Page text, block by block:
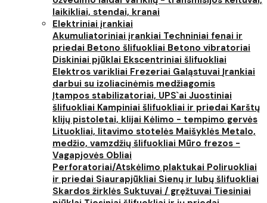
laikikliai, stendai, kranai
Elektriniai įrankiai
Akumuliatoriniai įrankiai Techniniai fenai ir
priedai Betono šlifuokliai Betono vibratoriai
Diskiniai pjūklai Ekscentriniai šlifuokliai
Elektros varikliai Frezeriai Galąstuvai Įrankiai
darbui su izoliacinėmis medžiagomis
Įtampos stabilizatoriai, UPS`ai Juostiniai
šlifuokliai Kampiniai šlifuokliai ir priedai Karštų
klijų pistoletai, klijai Kėlimo - tempimo gervės
Lituokliai, litavimo stotelės Maišyklės Metalo,
medžio, vamzdžių šlifuokliai Mūro frezos -
Vagapjovės Obliai
Perforatoriai/Atskėlimo plaktukai Poliruokliai
ir priedai Siaurapjūkliai Sienų ir lubų šlifuokliai
Skardos žirklės Suktuvai / gręžtuvai Tiesiniai